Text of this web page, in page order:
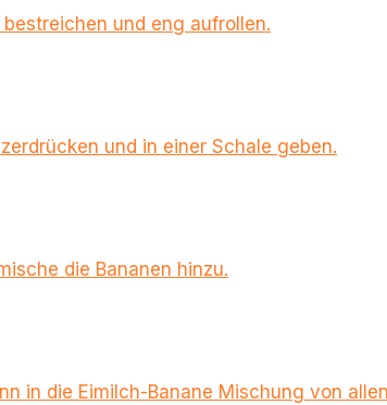
und eng aufrollen.
und in einer Schale geben.
die Bananen hinzu.
in die Eimilch-Banane Mischung von